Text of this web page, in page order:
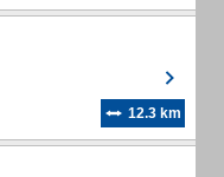
12.3 km